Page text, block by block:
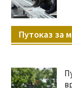
Путоказ за